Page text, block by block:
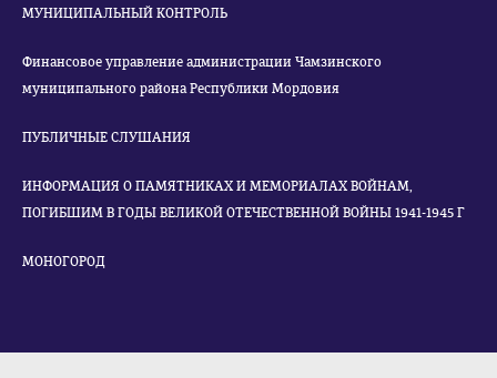
МУНИЦИПАЛЬНЫЙ КОНТРОЛЬ
Финансовое управление администрации Чамзинского
муниципального района Республики Мордовия
ПУБЛИЧНЫЕ СЛУШАНИЯ
ИНФОРМАЦИЯ О ПАМЯТНИКАХ И МЕМОРИАЛАХ ВОЙНАМ,
ПОГИБШИМ В ГОДЫ ВЕЛИКОЙ ОТЕЧЕСТВЕННОЙ ВОЙНЫ 1941-1945 Г
МОНОГОРОД